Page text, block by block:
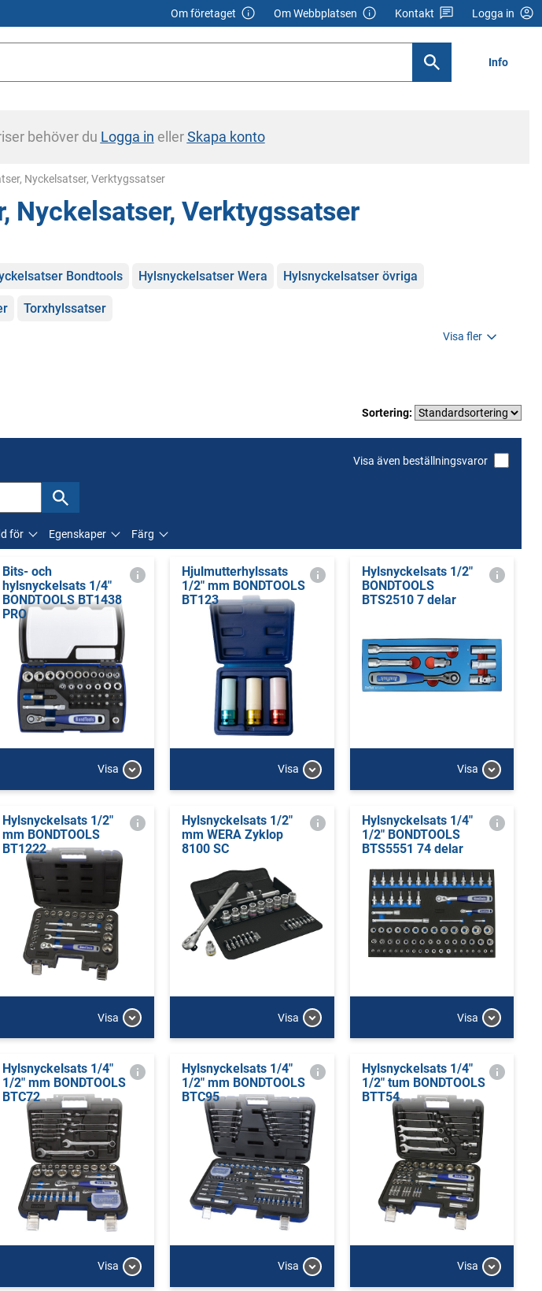
Om företaget Om Webbplatsen Kontakt Logga in
Info
behöver du Logga in ellerSkapa konto
Nyckelsatser, Verktygssatser
Nyckelsatser, Verktygssatser
Bondtools Hylsnyckelsatser Wera Hylsnyckelsatser övriga
Torxhylssatser
Visa fler
Sortering:
Visa även beställningsvaror
för Egenskaper Färg
Bits- och
hylsnyckelsats 1/4"
BONDTOOLS BT1438
PRO
Visa
Hjulmutterhylssats
1/2" mm BONDTOOLS
BT123
Visa
Hylsnyckelsats 1/2"
BONDTOOLS
BTS2510 7 delar
Visa
Hylsnyckelsats 1/2"
mm BONDTOOLS
BT1222
Visa
Hylsnyckelsats 1/2"
mm WERA Zyklop
8100 SC
Visa
Hylsnyckelsats 1/4"
1/2" BONDTOOLS
BTS5551 74 delar
Visa
Hylsnyckelsats 1/4"
1/2" mm BONDTOOLS
BTC72
Visa
Hylsnyckelsats 1/4"
1/2" mm BONDTOOLS
BTC95
Visa
Hylsnyckelsats 1/4"
1/2" tum BONDTOOLS
BTT54
Visa